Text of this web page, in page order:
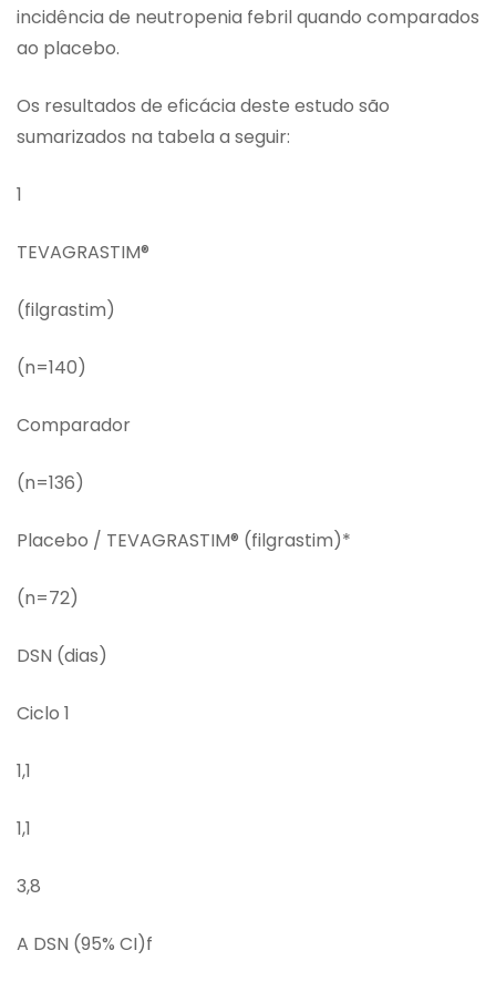
incidência de neutropenia febril quando comparados
ao placebo.
Os resultados de eficácia deste estudo são
sumarizados na tabela a seguir:
1
TEVAGRASTIM®
(filgrastim)
(n=140)
Comparador
(n=136)
Placebo / TEVAGRASTIM® (filgrastim)*
(n=72)
DSN (dias)
Ciclo 1
1,1
1,1
3,8
A DSN (95% CI)f